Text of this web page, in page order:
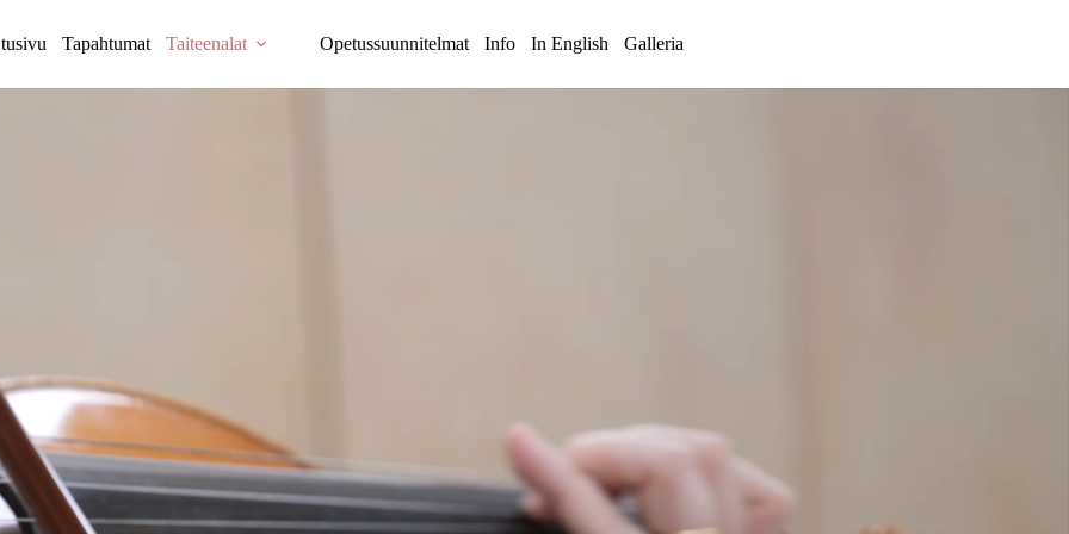
Tapahtumat Taiteenalat Opetussuunnitelmat Info In English Galleria